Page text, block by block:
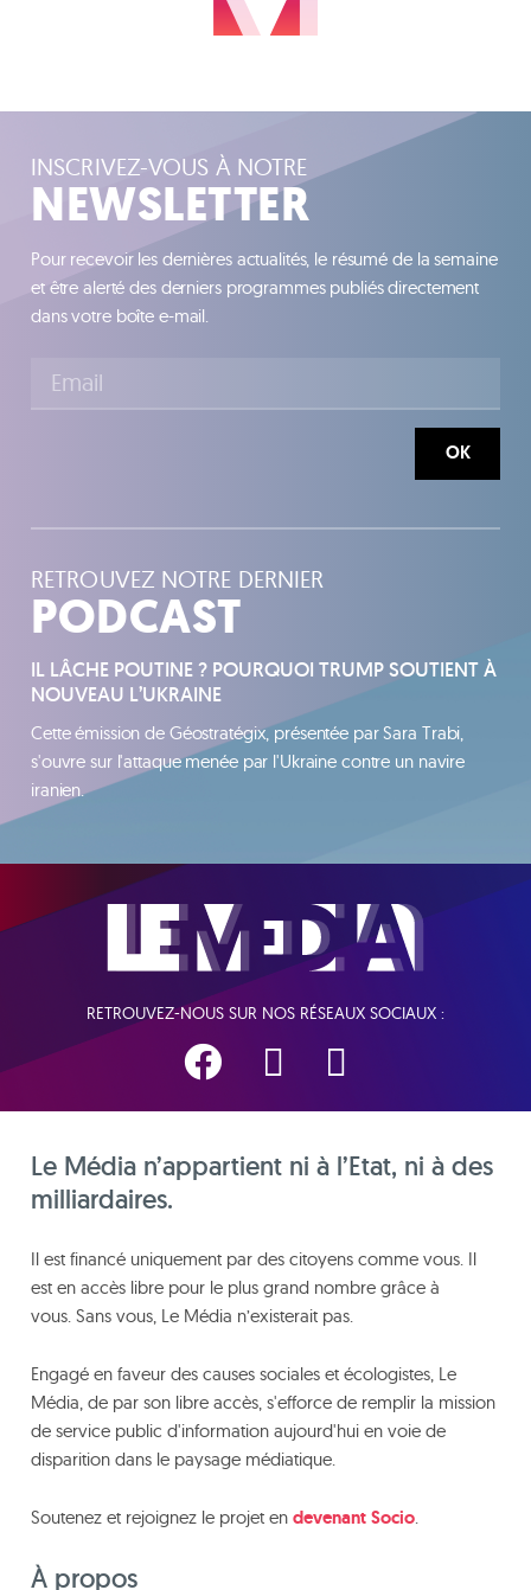
INSCRIVEZ-VOUS À NOTRE
NEWSLETTER
Pour recevoir les dernières actualités, le résumé de la semaine
et être alerté des derniers programmes publiés directement
dans votre boîte e-mail.
OK
RETROUVEZ NOTRE DERNIER
PODCAST
IL LÂCHE POUTINE ? POURQUOI TRUMP SOUTIENT À
NOUVEAU L’UKRAINE
Cette émission de Géostratégix, présentée par Sara Trabi,
s'ouvre sur l'attaque menée par l'Ukraine contre un navire
iranien.
RETROUVEZ-NOUS SUR NOS RÉSEAUX SOCIAUX :
Le Média n’appartient ni à l’Etat, ni à des
milliardaires.
Il est financé uniquement par des citoyens comme vous. Il
est en accès libre pour le plus grand nombre grâce à
vous. Sans vous, Le Média n’existerait pas.
Engagé en faveur des causes sociales et écologistes, Le
Média, de par son libre accès, s'efforce de remplir la mission
de service public d'information aujourd'hui en voie de
disparition dans le paysage médiatique.
Soutenez et rejoignez le projet en devenant Socio.
À propos